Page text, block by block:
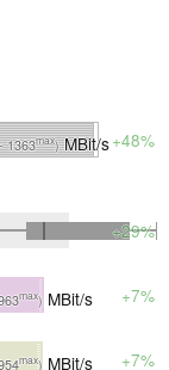
- 1363max)MBit/s+48%
+29%
max) MBit/s +7%
max) MBit/s +7%